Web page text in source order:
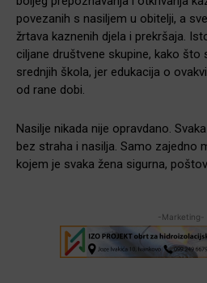
povezanih s nasiljem u obitelji, a
žrtava kaznenih djela i prekršaja.
ciljane društvene skupine, kako
srednjih škola, jer edukacija o
od rane dobi.
Nasilje nikada nije opravdano.
bez straha i nasilja. Samo zajedno
kojem je svaka žena sigurna,
-Marketing-